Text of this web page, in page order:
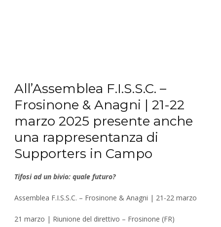
All’Assemblea F.I.S.S.C. –
Frosinone & Anagni | 21-22
marzo 2025 presente anche
una rappresentanza di
Supporters in Campo
Tifosi ad un bivio: quale futuro?
Assemblea F.I.S.S.C. – Frosinone & Anagni | 21-22 marzo
21 marzo | Riunione del direttivo – Frosinone (FR)